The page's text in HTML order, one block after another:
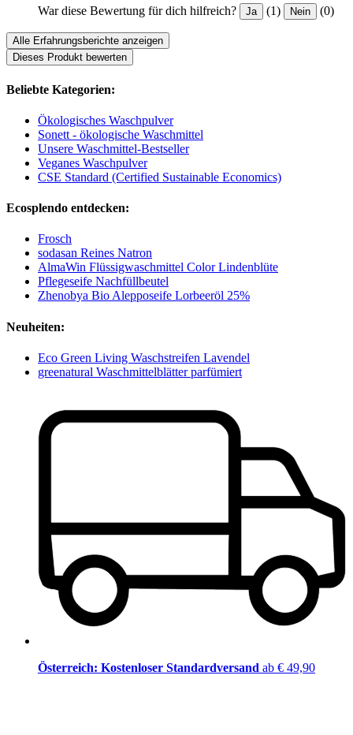
War diese Bewertung für dich hilfreich? Ja (1) Nein (0)
Alle Erfahrungsberichte anzeigen
Dieses Produkt bewerten
Beliebte Kategorien:
Ökologisches Waschpulver
Sonett - ökologische Waschmittel
Unsere Waschmittel-Bestseller
Veganes Waschpulver
CSE Standard (Certified Sustainable Economics)
Ecosplendo entdecken:
Frosch
sodasan Reines Natron
AlmaWin Flüssigwaschmittel Color Lindenblüte
Pflegeseife Nachfüllbeutel
Zhenobya Bio Alepposeife Lorbeeröl 25%
Neuheiten:
Eco Green Living Waschstreifen Lavendel
greenatural Waschmittelblätter parfümiert
Österreich: Kostenloser Standardversand ab € 49,90